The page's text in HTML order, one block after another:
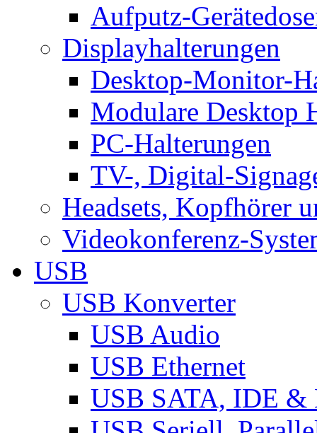
Aufputz-
Displayhalterungen
Desktop-Monitor-
Modulare Desktop
PC-Halterungen
TV-, Digital-
Headsets, Kopfhörer
Videokonferenz-
USB
USB Konverter
USB Audio
USB Ethernet
USB SATA, IDE &